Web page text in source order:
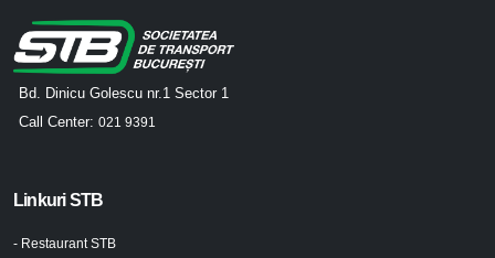
Bd. Dinicu Golescu nr.1 Sector 1
Call Center: 021 9391
Linkuri STB
- Restaurant STB